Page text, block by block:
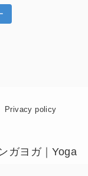
Privacy policy
ガヨガ｜Yoga